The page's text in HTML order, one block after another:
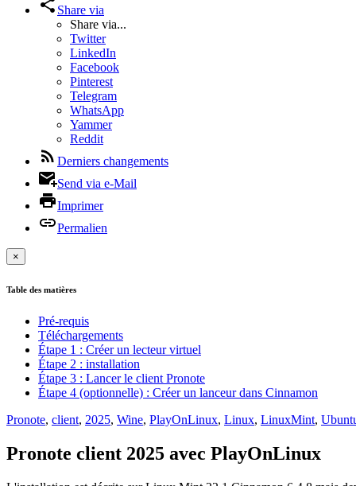
Share via
Share via...
Twitter
LinkedIn
Facebook
Pinterest
Telegram
WhatsApp
Yammer
Reddit
Derniers changements
Send via e-Mail
Imprimer
Permalien
×
Table des matières
Pré-requis
Téléchargements
Étape 1 : Créer un lecteur virtuel
Étape 2 : installation
Étape 3 : Lancer le client Pronote
Étape 4 (optionnelle) : Créer un lanceur dans Cinnamon
Pronote, client, 2025, Wine, PlayOnLinux, Linux, LinuxMint,
Pronote client 2025 avec PlayOnLinux